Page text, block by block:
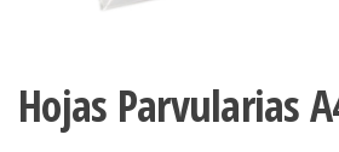
Hojas Parvularias